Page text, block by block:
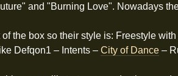
and "Burning Love". Nowadays
the box so their style is: Freestyle
Defqon1 – Intents – City of Dance–